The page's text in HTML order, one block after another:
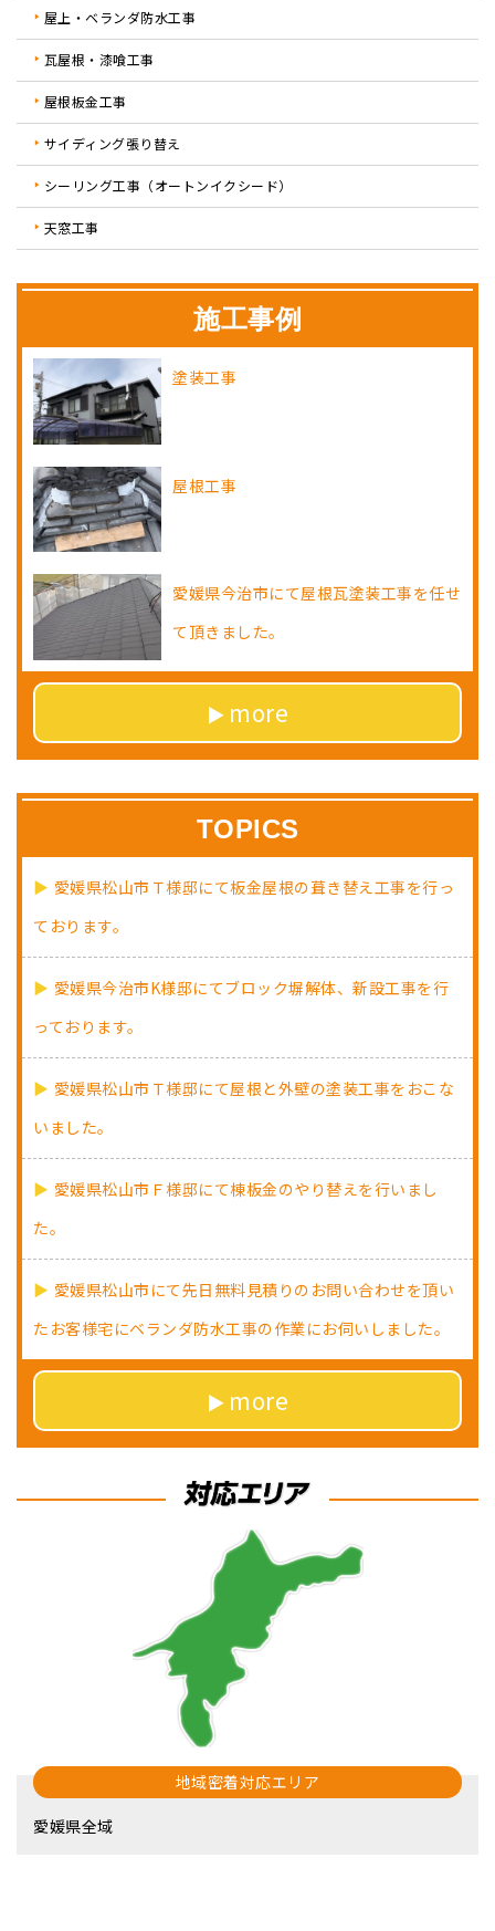
屋上・ベランダ防水工事
瓦屋根・漆喰工事
屋根板金工事
サイディング張り替え
シーリング工事（オートンイクシード）
天窓工事
施工事例
塗装工事
屋根工事
愛媛県今治市にて屋根瓦塗装工事を任せ
て頂きました。
more
TOPICS
愛媛県松山市Ｔ様邸にて板金屋根の葺き替え工事を行っ
ております。
愛媛県今治市K様邸にてブロック塀解体、新設工事を行
っております。
愛媛県松山市Ｔ様邸にて屋根と外壁の塗装工事をおこな
いました。
愛媛県松山市Ｆ様邸にて棟板金のやり替えを行いまし
た。
愛媛県松山市にて先日無料見積りのお問い合わせを頂い
たお客様宅にベランダ防水工事の作業にお伺いしました。
more
地域密着対応エリア
愛媛県全域